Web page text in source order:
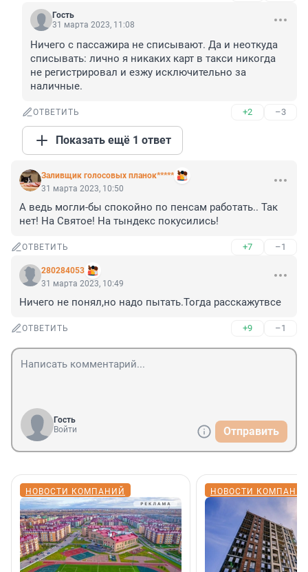
Гость
31 марта 2023, 11:08
Ничего с пассажира не списывают. Да и неоткуда
списывать: лично я никаких карт в такси никогда
не регистрировал и езжу исключительно за
наличные.
ОТВЕТИТЬ +2 –3
Показать ещё 1 ответ
Заливщик голосовых планок*****
31 марта 2023, 10:50
А ведь могли-бы спокойно по пенсам работать.. Так
нет! На Святое! На тындекс покусились!
ОТВЕТИТЬ +7 –1
280284053
31 марта 2023, 10:49
Ничего не понял,но надо пытать.Тогда расскажутвсе
ОТВЕТИТЬ +9 –1
Гость
Войти
Отправить
НОВОСТИ КОМПАНИЙ НОВОСТИ